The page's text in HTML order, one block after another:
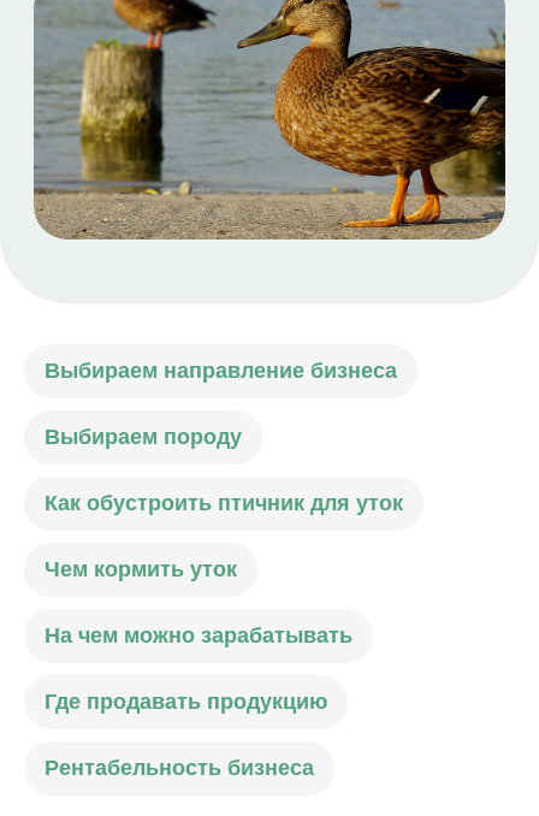
Выбираем направление бизнеса
Выбираем породу
Как обустроить птичник для уток
Чем кормить уток
На чем можно зарабатывать
Где продавать продукцию
Рентабельность бизнеса